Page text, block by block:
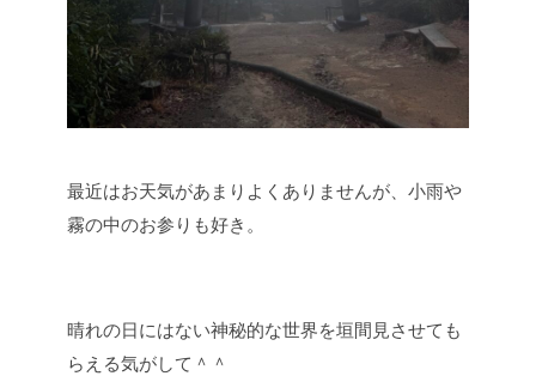
最近はお天気があまりよくありませんが、小雨や
霧の中のお参りも好き。
晴れの日にはない神秘的な世界を垣間見させても
らえる気がして＾＾